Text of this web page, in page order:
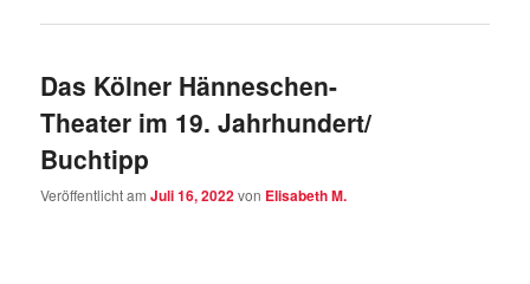
Das Kölner Hänneschen-
Theater im 19. Jahrhundert/
Buchtipp
Veröffentlicht amJuli 16, 2022von Elisabeth M.